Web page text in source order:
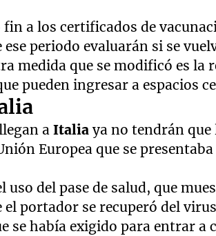
a los certificados de
periodo evaluarán si se
medida que se modificó es la
pueden ingresar a espacios
aItalia ya no tendrán que
Europea que se presentaba
uso del pase de salud, que
portador se recuperó del
se había exigido para entrar a